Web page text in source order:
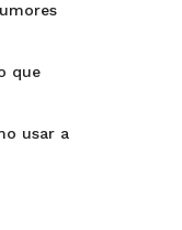
que
usar a